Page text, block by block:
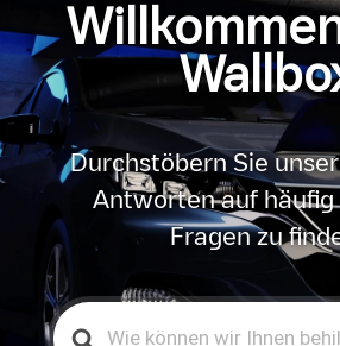
Durchstöbern Sie
Antworten auf
Fragen zu
Search